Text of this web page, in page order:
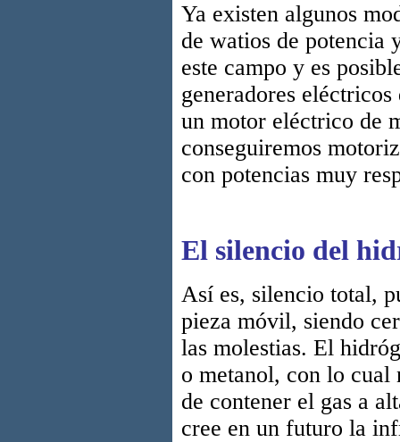
Ya existen algunos
de watios de potencia
este campo y es
generadores
un motor eléctrico de
conseguiremos
con potencias muy
El silencio del
Así es, silencio total,
pieza móvil, siendo
las molestias. El
o metanol, con lo cual
de contener el gas a
cree en un futuro la